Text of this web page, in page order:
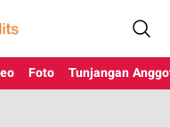
Foto Tunjangan